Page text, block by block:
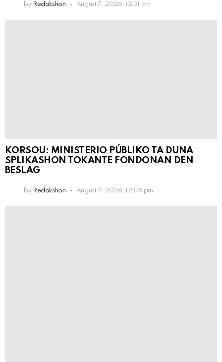
by Redakshon August 7, 2026, 12:31 pm
KORSOU: MINISTERIO PÚBLIKO TA DUNA
SPLIKASHON TOKANTE FONDONAN DEN
BESLAG
by Redakshon August 7, 2026, 12:08 pm